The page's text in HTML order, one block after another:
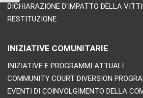
DICHIARAZIONE D'IMPATTO DELLA
RESTITUZIONE
INIZIATIVE COMUNITARIE
INIZIATIVE E PROGRAMMI ATTUALI
COMMUNITY COURT DIVERSION
EVENTI DI COINVOLGIMENTO DELLA